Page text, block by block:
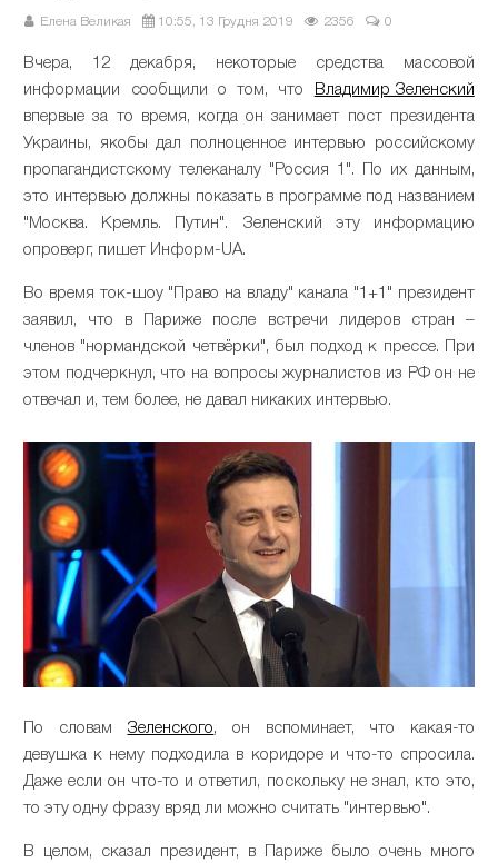
Елена Великая 10:55, 13 Грудня 2019 2356 0
Вчера, 12 декабря, некоторые средства массовой
информации сообщили о том, что
Владимир Зеленский
впервые за то время, когда он занимает пост президента
Украины, якобы дал полноценное интервью российскому
пропагандистскому телеканалу "Россия 1". По их данным,
это интервью должны показать в программе под названием
"Москва. Кремль. Путин". Зеленский эту информацию
опроверг, пишет Информ-UA.
Во время ток-шоу "Право на владу" канала "1+1" президент
заявил, что в Париже после встречи лидеров стран –
членов "нормандской четвёрки", был подход к прессе. При
этом подчеркнул, что на вопросы журналистов из РФ он не
отвечал и, тем более, не давал никаких интервью.
По словам Зеленского, он вспоминает, что какая-то
девушка к нему подходила в коридоре и что-то спросила.
Даже если он что-то и ответил, поскольку не знал, кто это,
то эту одну фразу вряд ли можно считать "интервью".
В целом, сказал президент, в Париже было очень много